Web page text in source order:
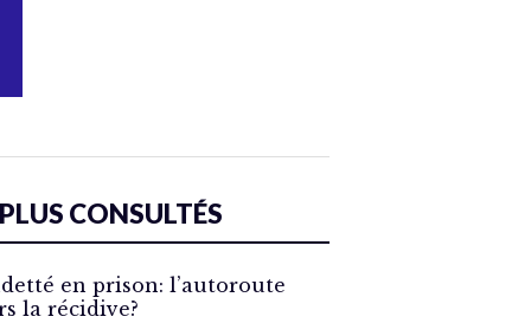
CONSULTÉS
en prison: l’autoroute
la récidive?